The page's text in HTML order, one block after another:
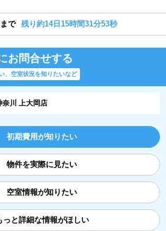
で 残り約14日15時間31分52秒
お問合せする
、空室状況を知りたいなど
奈川 上大岡店
初期費用が知りたい
物件を実際に見たい
空室情報が知りたい
っと詳細な情報がほしい